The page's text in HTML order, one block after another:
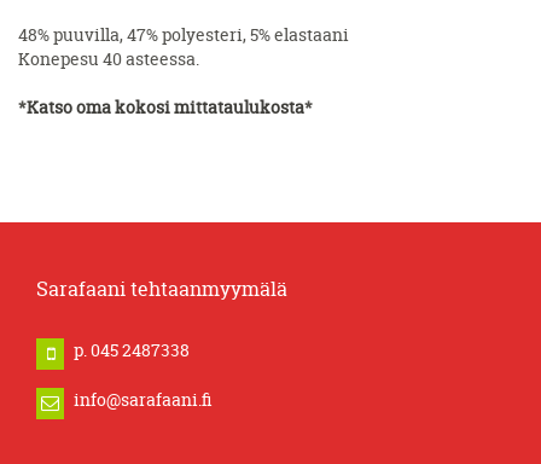
48% puuvilla, 47% polyesteri, 5% elastaani
Konepesu 40 asteessa.
*Katso oma kokosi mittataulukosta*
Sarafaani tehtaanmyymälä
p. 045 2487338
info@sarafaani.fi